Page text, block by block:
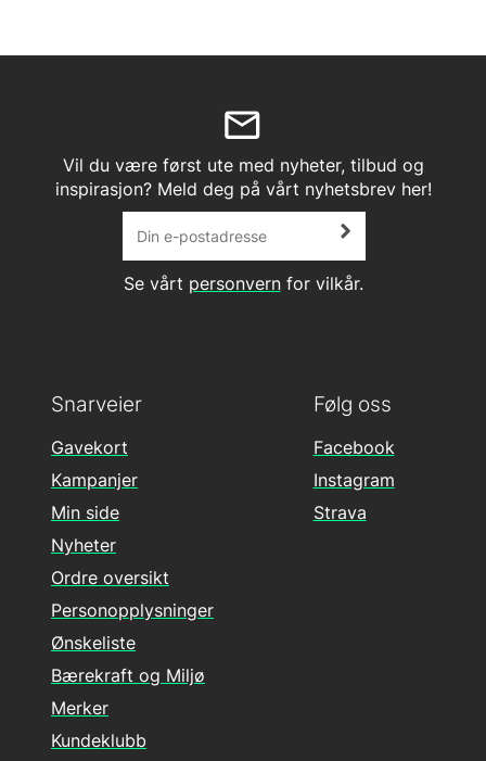
Vil du være først ute med nyheter, tilbud og
inspirasjon? Meld deg på vårt nyhetsbrev her!
Se vårt personvernfor vilkår.
Følg oss
Facebook
Instagram
Strava
Snarveier
Gavekort
Kampanjer
Min side
Nyheter
Ordre oversikt
Personopplysninger
Ønskeliste
Bærekraft og Miljø
Merker
Kundeklubb